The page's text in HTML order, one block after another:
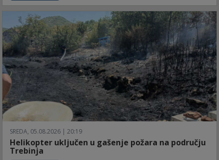
SREDA, 05.08.2026 | 20:19
Helikopter uključen u gašenje požara na području
Trebinja